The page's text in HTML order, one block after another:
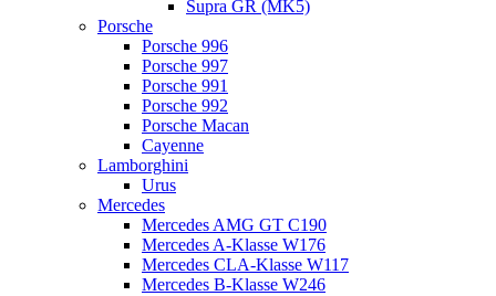
Supra GR (MK5)
Porsche
Porsche 996
Porsche 997
Porsche 991
Porsche 992
Porsche Macan
Cayenne
Lamborghini
Urus
Mercedes
Mercedes AMG GT C190
Mercedes A-Klasse W176
Mercedes CLA-Klasse W117
Mercedes B-Klasse W246